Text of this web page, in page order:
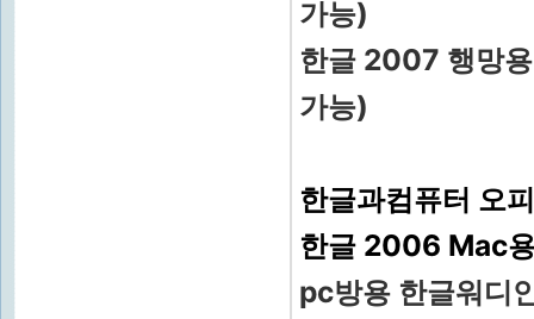
가능)
한글 2007 행망
가능)
한글과컴퓨터 오
한글 2006 Mac
pc방용 한글워디